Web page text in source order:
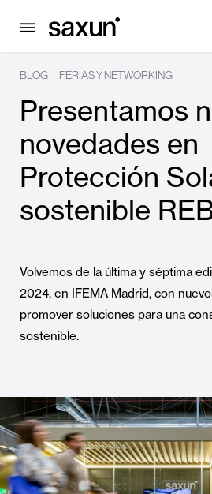
BLOG | FERIAS Y NETWORKING
Presentamos
novedades en
Protección
sostenible
Volvemos de la última y séptima
2024, en IFEMA Madrid, con
promover soluciones para una
sostenible.